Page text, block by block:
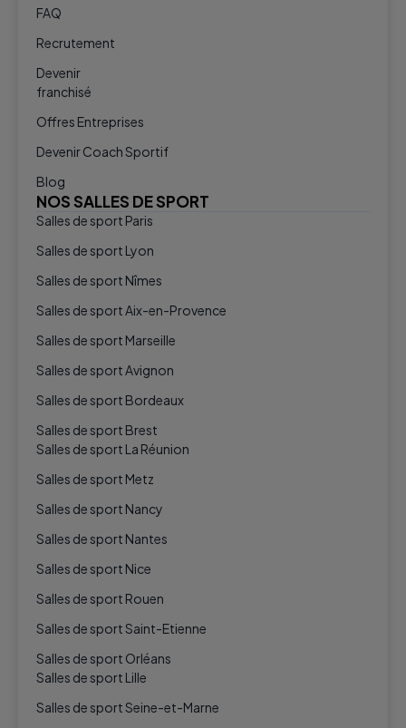
FAQ
Recrutement
Devenir
franchisé
Offres Entreprises
Devenir Coach Sportif
Blog
NOS SALLES DE SPORT
Salles de sport Paris
Salles de sport Lyon
Salles de sport Nîmes
Salles de sport Aix-en-Provence
Salles de sport Marseille
Salles de sport Avignon
Salles de sport Bordeaux
Salles de sport Brest
Salles de sport La Réunion
Salles de sport Metz
Salles de sport Nancy
Salles de sport Nantes
Salles de sport Nice
Salles de sport Rouen
Salles de sport Saint-Etienne
Salles de sport Orléans
Salles de sport Lille
Salles de sport Seine-et-Marne